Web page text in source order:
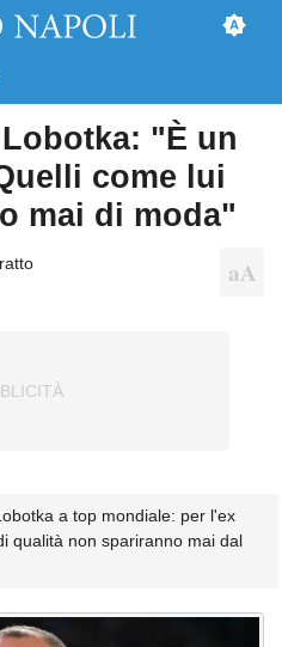
"È un
come lui
mai di moda"
a top mondiale: per l'ex
qualità non spariranno mai dal